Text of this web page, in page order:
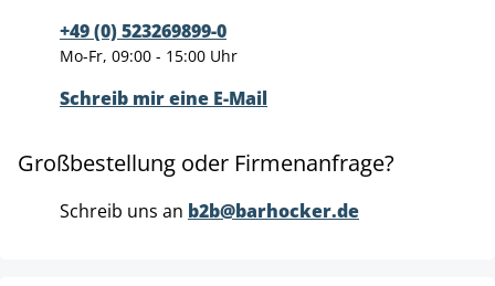
+49 (0) 523269899-0
Mo-Fr, 09:00 - 15:00 Uhr
Schreib mir eine E-Mail
Großbestellung oder Firmenanfrage?
Schreib uns an b2b@barhocker.de